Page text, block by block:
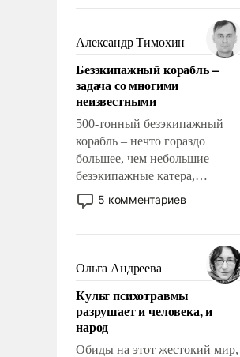
чем она отличается от просто
образованных людей. Иногда
казалось, что эти вопросы
решены раз и навсегда, но –
нет, не решены.
Александр Тимохин
Безэкипажный корабль –
задача со многими
неизвестными
500-тонный безэкипажный
корабль – нечто гораздо
большее, чем небольшие
безэкипажные катера,
применение которых уже
стало обыденностью. Задача по
сложна и амбициозна. Однако
и ее реализация радикально
поднимет наши боевые
возможности.
5 комментариев
Ольга Андреева
Культ психотравмы
разрушает и человека, и
народ
Обиды на этот жестокий мир,